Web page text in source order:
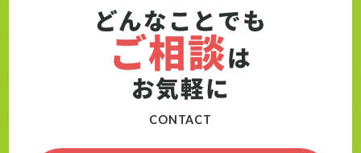
どんなことでも
ご相談は
お気軽に
CONTACT